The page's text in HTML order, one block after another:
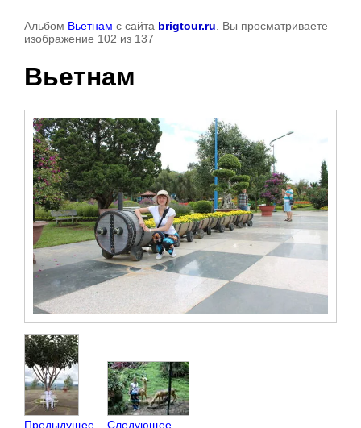
Альбом Вьетнам с сайта brigtour.ru . Вы просматриваете
изображение 102 из 137
Вьетнам
Предыдущее Следующее